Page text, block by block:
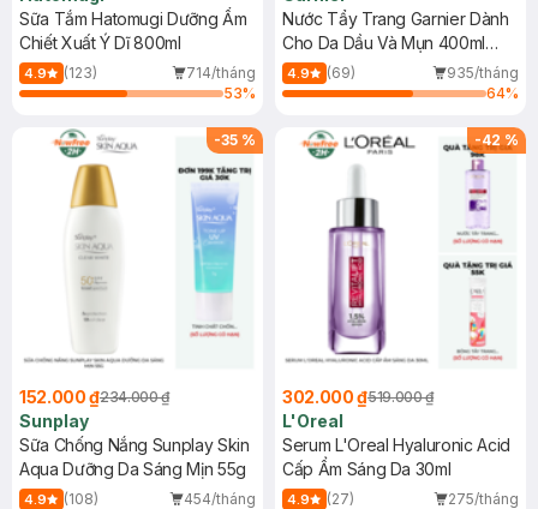
Sữa Tắm Hatomugi Dưỡng Ẩm
Chiết Xuất Ý Dĩ 800ml
4.9 (123)
714/tháng
53%
Nước Tẩy Trang Garnier Dành
Cho Da Dầu Và Mụn 400ml
(Mới)
4.9 (69)
935/tháng
64%
-35 %
152.000 ₫234.000 ₫
Sunplay
Sữa Chống Nắng Sunplay Skin
Aqua Dưỡng Da Sáng Mịn 55g
4.9 (108)
454/tháng
-42 %
302.000 ₫519.000 ₫
L'Oreal
Serum L'Oreal Hyaluronic Acid
Cấp Ẩm Sáng Da 30ml
4.9 (27)
275/tháng